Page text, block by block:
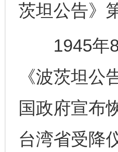
茨坦公告》
1945年8
《波茨坦
国政府宣布
台湾省受降